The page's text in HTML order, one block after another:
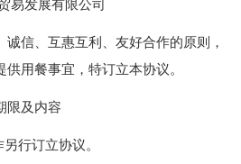
发展有限公司
信、互惠互利、友好合作的原则，
用餐事宜，特订立本协议。
及内容
行订立协议。